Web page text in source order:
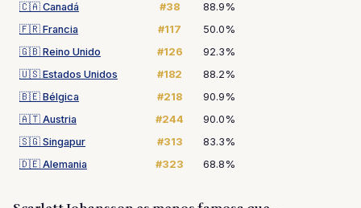
🇨🇦 Canadá #38
88.9%
🇫🇷 Francia #117
50.0%
🇬🇧 Reino Unido #126
92.3%
🇺🇸 Estados Unidos #182
88.2%
🇧🇪 Bélgica #218
90.9%
🇦🇹 Austria #244
90.0%
🇸🇬 Singapur #313
83.3%
🇩🇪 Alemania #323 68.8%